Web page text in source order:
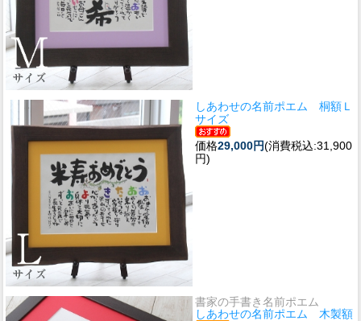
しあわせの名前ポエム 桐額Ｌ
サイズ
価格29,000円(消費税込:31,900
円)
書家の手書き名前ポエム
しあわせの名前ポエム 木製額